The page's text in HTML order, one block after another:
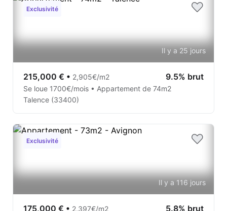
Exclusivité
Il y a 25 jours
215,000 € • 2,905€/m2 9.5% brut
Se loue 1700€/mois • Appartement de 74m2
Talence (33400)
Exclusivité
Il y a 116 jours
175,000 € • 2,397€/m2 5.8% brut